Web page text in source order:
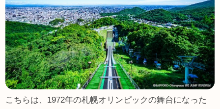
こちらは、1972年の札幌オリンピックの舞台になった